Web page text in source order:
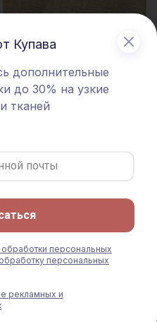
СКИДКА 20% АКЦИЯ
Купава
дополнительные
до 30% на узкие
тканей
обработки персональных
персональных
рекламных и